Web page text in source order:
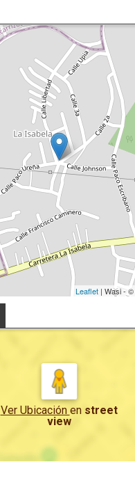
Leaflet | Wasi - ©
Ver Ubicación en street
view